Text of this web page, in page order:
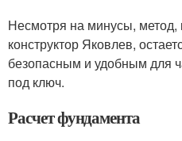
Несмотря на минусы,
конструктор Яковлев,
безопасным и удобным для
под ключ.
Расчет фундамента